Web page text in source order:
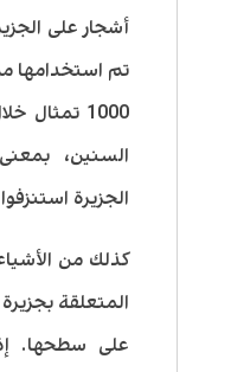
أشجار على
تم استخدامها
1000
السنين،
الجزيرة
كذلك من
المتعلقة
على سطحها.